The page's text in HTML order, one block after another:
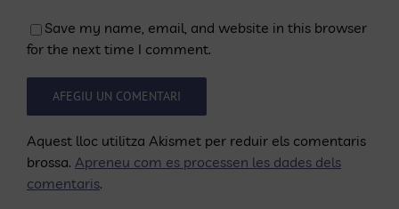
Save my name, email, and website in this browser
for the next time I comment.
Aquest lloc utilitza Akismet per reduir els comentaris
brossa. Apreneu com es processen les dades dels
comentaris.